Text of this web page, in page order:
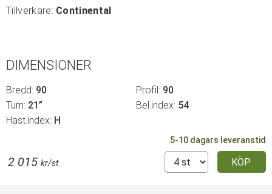
Tillverkare: Continental
DIMENSIONER
Bredd 90 Profil 90
Tum 21” Bel.index 54
Hast.index H
5-10 dagars leveranstid
KÖP
2 015 kr/st